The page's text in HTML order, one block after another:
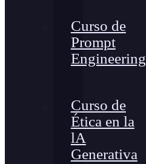
Curso de
Prompt
Engineering
Curso de
Ética en la
lA
Generativa